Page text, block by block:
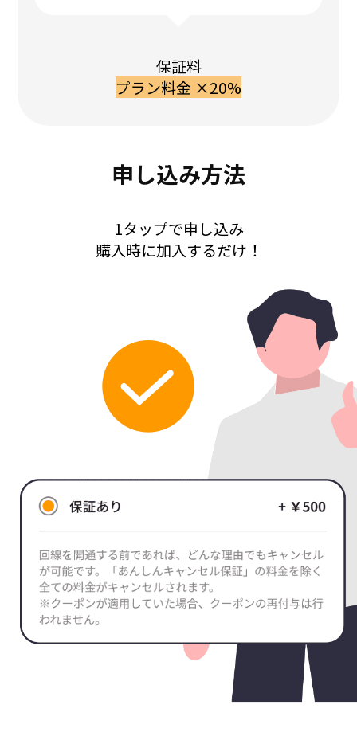
保証料
プラン料金 ×20%
申し込み方法
1タップで申し込み
購入時に加入するだけ！